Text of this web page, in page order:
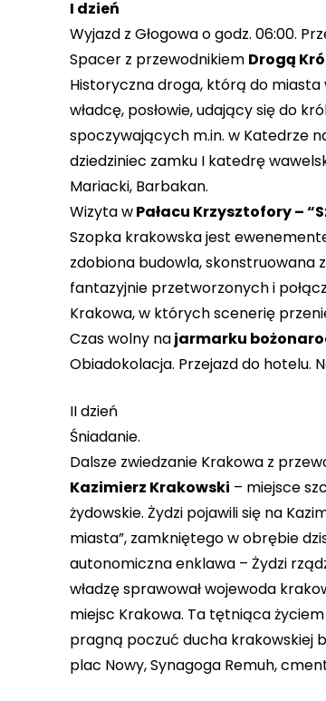
I dzień
Wyjazd z Głogowa o godz. 06:00.
Spacer z przewodnikiem Drogą
Historyczna droga, którą do miasta
władcę, posłowie, udający się do
spoczywających m.in. w Katedrze
dziedziniec zamku I katedrę
Mariacki, Barbakan.
Wizyta wPałacu Krzysztofory –
Szopka krakowska jest
zdobiona budowla, skonstruowana
fantazyjnie przetworzonych i
Krakowa, w których scenerię
Czas wolny najarmarku
Obiadokolacja. Przejazd do hotelu.
II dzień
Śniadanie.
Dalsze zwiedzanie Krakowa z
Kazimierz Krakowski – miejsce
żydowskie. Żydzi pojawili się na
miasta”, zamkniętego w obrębie
autonomiczna enklawa – Żydzi
władzę sprawował wojewoda
miejsc Krakowa. Ta tętniąca
pragną poczuć ducha krakowskiej
plac Nowy, Synagoga Remuh,